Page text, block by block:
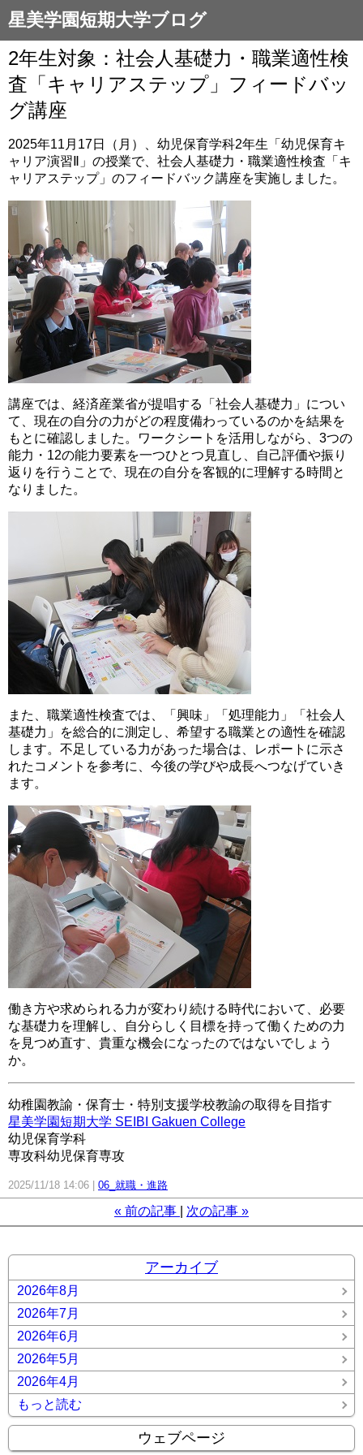
星美学園短期大学ブログ
2年生対象：社会人基礎力・職業適性検
査「キャリアステップ」フィードバッ
グ講座
2025年11月17日（月）、幼児保育学科2年生「幼児保育キ
ャリア演習Ⅱ」の授業で、社会人基礎力・職業適性検査「キ
ャリアステップ」のフィードバック講座を実施しました。
講座では、経済産業省が提唱する「社会人基礎力」につい
て、現在の自分の力がどの程度備わっているのかを結果を
もとに確認しました。ワークシートを活用しながら、3つの
能力・12の能力要素を一つひとつ見直し、自己評価や振り
返りを行うことで、現在の自分を客観的に理解する時間と
なりました。
また、職業適性検査では、「興味」「処理能力」「社会人
基礎力」を総合的に測定し、希望する職業との適性を確認
します。不足している力があった場合は、レポートに示さ
れたコメントを参考に、今後の学びや成長へつなげていき
ます。
働き方や求められる力が変わり続ける時代において、必要
な基礎力を理解し、自分らしく目標を持って働くための力
を見つめ直す、貴重な機会になったのではないでしょう
か。
幼稚園教諭・保育士・特別支援学校教諭の取得を目指す
星美学園短期大学 SEIBI Gakuen College
幼児保育学科
専攻科幼児保育専攻
2025/11/18 14:06 06_就職・進路
« 前の記事 次の記事 »
アーカイブ
2026年8月
2026年7月
2026年6月
2026年5月
2026年4月
もっと読む
ウェブページ